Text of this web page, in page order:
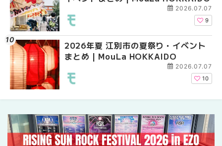
2026.07.07
9
2026年夏 江別市の夏祭り・イベント
まとめ | MouLa HOKKAIDO
2026.07.07
10
札幌の麻辣湯（マーラ
め専門店9選！本場の
新店まで徹底比較 |
札幌の麻辣湯（マーラ
め専門店6選！本場の
新店まで徹底比較 |